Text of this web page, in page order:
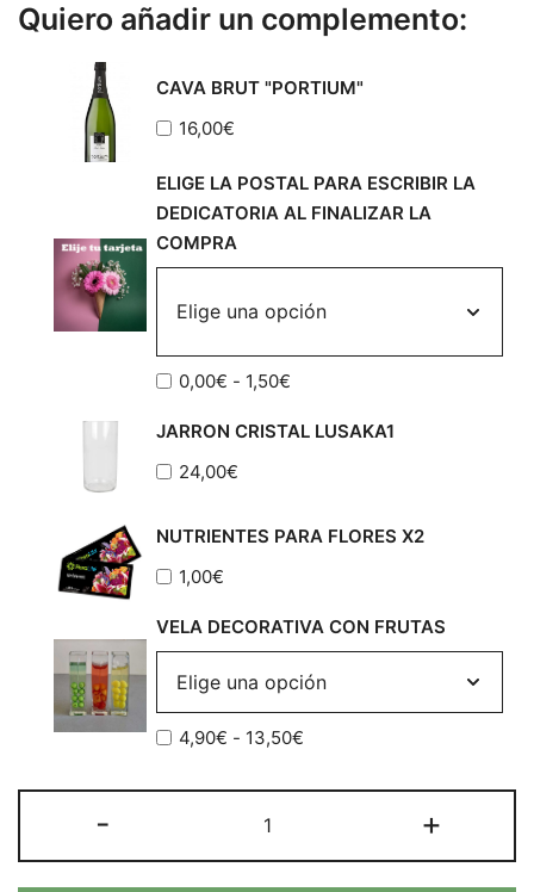
Quiero añadir un complemento:
CAVA BRUT "PORTIUM"
16,00€
ELIGE LA POSTAL PARA ESCRIBIR LA
DEDICATORIA AL FINALIZAR LA
COMPRA
0,00€ - 1,50€Rango
precios:
hasta
JARRON CRISTAL LUSAKA1
24,00€
NUTRIENTES PARA FLORES X2
1,00€
VELA DECORATIVA CON FRUTAS
4,90€ - 13,50€Rango
precios:
4,90€
hasta
-
de
Novia
+